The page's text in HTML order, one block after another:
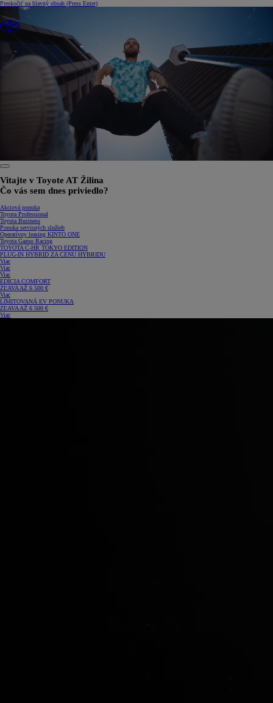
Preskočiť na hlavný obsah (Press Enter)
0:29 / 1:34
Vitajte v Toyote AT Žilina
Čo vás sem dnes priviedlo?
Akciová ponuka
Toyota Professional
Toyota Business
Ponuka servisných služieb
Operatívny leasing KINTO ONE
Toyota Gazoo Racing
TOYOTA C-HR TOKYO EDITION
PLUG-IN HYBRID ZA CENU HYBRIDU
Viac
Viac
Viac
EDÍCIA COMFORT
ZĽAVA AŽ 6 500 €
Viac
LIMITOVANÁ EV PONUKA
ZĽAVA AŽ 6 500 €
Viac